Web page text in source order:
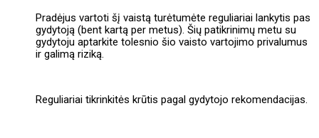
Pradėjus vartoti šį vaistą turėtumėte reguliariai lankytis pas
gydytoją (bent kartą per metus). Šių patikrinimų metu su
gydytoju aptarkite tolesnio šio vaisto vartojimo privalumus
ir galimą riziką.
Reguliariai tikrinkitės krūtis pagal gydytojo rekomendacijas.